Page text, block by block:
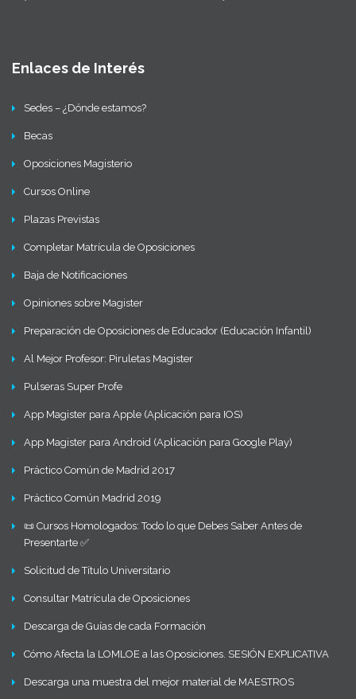
Enlaces de Interés
Sedes – ¿Dónde estamos?
Becas
Oposiciones Magisterio
Cursos Online
Plazas Previstas
Completar Matrícula de Oposiciones
Baja de Notificaciones
Opiniones sobre Magister
Preparación de Oposiciones de Educador (Educación Infantil)
Al Mejor Profesor: Piruletas Magister
Pulseras Super Profe
App Magister para Apple (Aplicación para IOS)
App Magister para Android (Aplicación para Google Play)
Práctico Común de Madrid 2017
Práctico Común Madrid 2019
📜 Cursos Homologados: Todo lo que Debes Saber Antes de
Presentarte ✅
Solicitud de Título Universitario
Consultar Matrícula de Oposiciones
Descarga de Guías de cada Formación
Cómo Afecta la LOMLOE a las Oposiciones. SESIÓN EXPLICATIVA
Descarga una muestra del mejor material de MAESTROS